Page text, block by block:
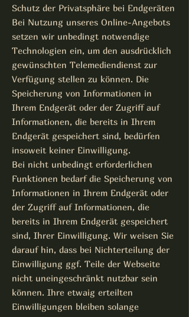
Schutz der Privatsphäre bei Endgeräten
Bei Nutzung unseres Online-Angebots
setzen wir unbedingt notwendige
Technologien ein, um den ausdrücklich
gewünschten Telemediendienst zur
Verfügung stellen zu können. Die
Speicherung von Informationen in
Ihrem Endgerät oder der Zugriff auf
Informationen, die bereits in Ihrem
Endgerät gespeichert sind, bedürfen
insoweit keiner Einwilligung.
Bei nicht unbedingt erforderlichen
Funktionen bedarf die Speicherung von
Informationen in Ihrem Endgerät oder
der Zugriff auf Informationen, die
bereits in Ihrem Endgerät gespeichert
sind, Ihrer Einwilligung. Wir weisen Sie
darauf hin, dass bei Nichterteilung der
Einwilligung ggf. Teile der Webseite
nicht uneingeschränkt nutzbar sein
können. Ihre etwaig erteilten
Einwilligungen bleiben solange